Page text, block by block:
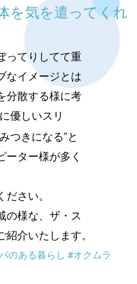
を気を遣ってくれ
ってりしてて重
なイメージとは
分散する様に考
優しいスリ
つきになる”と
ーター様が多く
さい。
の様な、ザ・ス
介いたします。
のある暮らし #オクムラ